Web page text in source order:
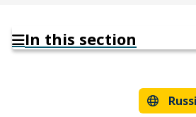
In this section